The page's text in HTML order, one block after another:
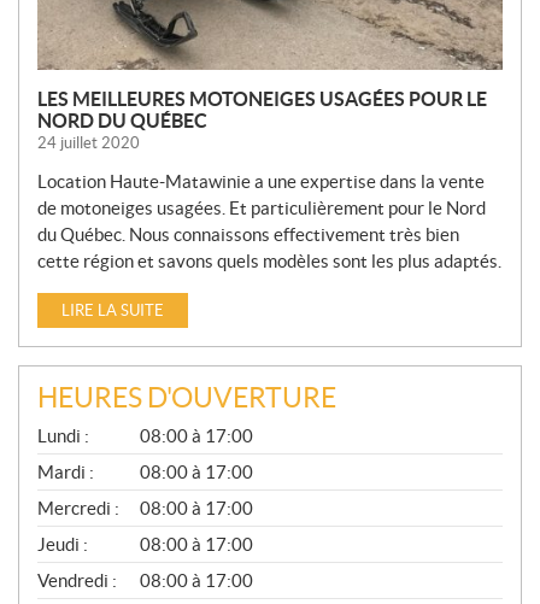
LES MEILLEURES MOTONEIGES USAGÉES POUR LE
NORD DU QUÉBEC
24 juillet 2020
Location Haute-Matawinie a une expertise dans la vente
de motoneiges usagées. Et particulièrement pour le Nord
du Québec. Nous connaissons effectivement très bien
cette région et savons quels modèles sont les plus adaptés.
LIRE LA SUITE
HEURES D'OUVERTURE
G
É
N
É
R
A
L
Lundi :
08:00 à 17:00
Mardi :
08:00 à 17:00
Mercredi :
08:00 à 17:00
Jeudi :
08:00 à 17:00
Vendredi :
08:00 à 17:00